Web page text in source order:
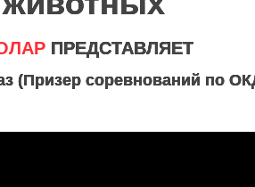
ПРЕДСТАВЛЯЕТ
(Призер соревнований по